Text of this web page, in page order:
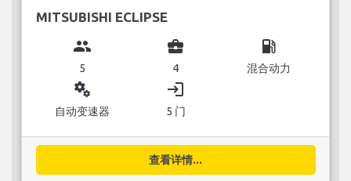
MITSUBISHI ECLIPSE
group
5
business_center
4
local_gas_station
混合动力
miscellaneous_services
自动变速器
login
5 门
查看详情...